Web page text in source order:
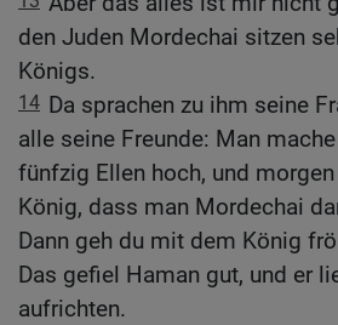
den Juden Mordechai sitzen
Königs.
14 Da sprachen zu ihm seine
alle seine Freunde: Man
fünfzig Ellen hoch, und
König, dass man Mordechai
Dann geh du mit dem König
Das gefiel Haman gut, und er
aufrichten.